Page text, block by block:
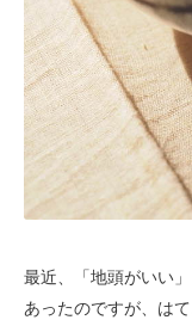
最近、「地頭がいい
あったのですが、は